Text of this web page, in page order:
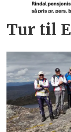
Tur til